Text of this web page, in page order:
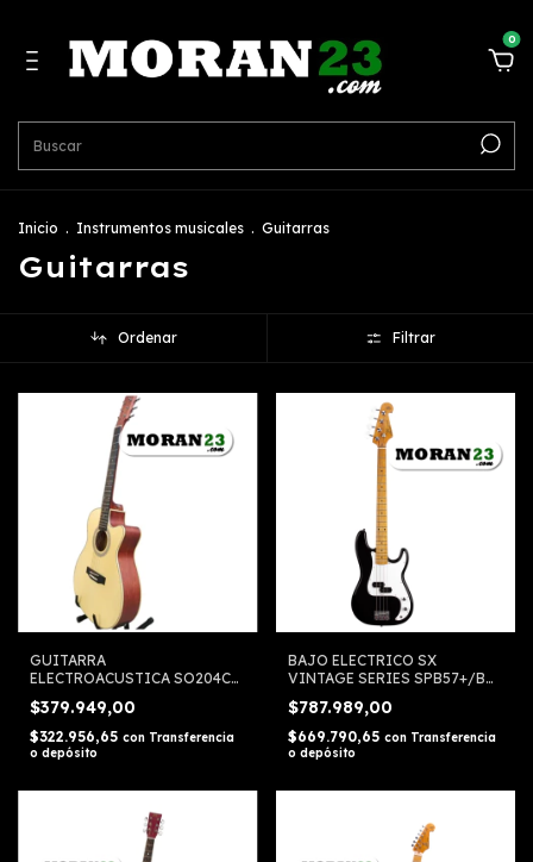
0
Inicio . Instrumentos musicales . Guitarras
Guitarras
Ordenar Filtrar
GUITARRA
ELECTROACUSTICA SO204CE
NATURAL MATE
$379.949,00
$322.956,65 con Transferencia
o depósito
BAJO ELECTRICO SX
VINTAGE SERIES SPB57+/BK
(INCLUYE FUNDA)
$787.989,00
$669.790,65 con Transferencia
o depósito